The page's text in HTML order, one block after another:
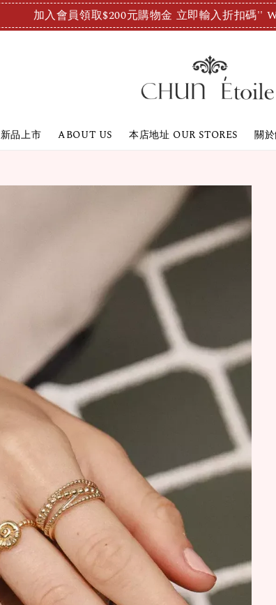
加入會員領取$200元購物金 立即輸入折扣碼''
新品上市 ABOUT US 本店地址 OUR STORES 關